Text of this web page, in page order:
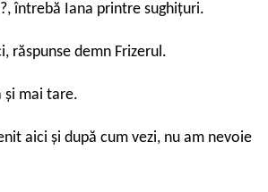
întrebă Iana printre sughițuri.
răspunse demn Frizerul.
și mai tare.
aici și după cum vezi, nu am nevoie